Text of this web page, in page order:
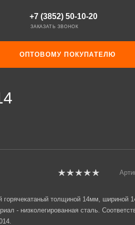
+7 (3852) 50-10-20
ЗАКАЗАТЬ ЗВОНОК
ОПТОВОМУ ПОКУПАТЕЛЮ
горячекатаный толщиной 14мм, шириной
- низколегированная сталь.